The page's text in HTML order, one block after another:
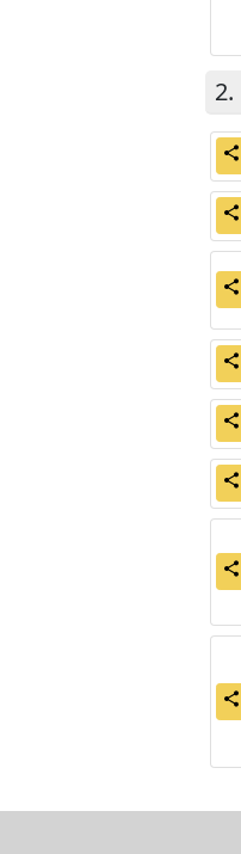
share
share
share
share
share
share
share
share